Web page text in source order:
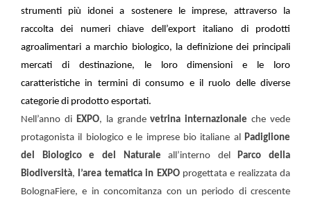
strumenti più idonei a sostenere le imprese, attraverso la
raccolta dei numeri chiave dell’export italiano di prodotti
agroalimentari a marchio biologico, la definizione dei principali
mercati di destinazione, le loro dimensioni e le loro
caratteristiche in termini di consumo e il ruolo delle diverse
categorie di prodotto esportati.
Nell’anno di EXPO, la grandevetrina internazionale che vede
protagonista il biologico e le imprese bio italiane al Padiglione
del Biologico e del Naturale all’interno delParco della
Biodiversità, l’area tematica in EXPO progettata e realizzata da
BolognaFiere, e in concomitanza con un periodo di crescente